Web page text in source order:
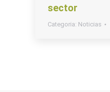
sector
Categoria: Noticias